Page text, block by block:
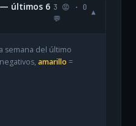
— últimos 6 3 😡 · 0
💬
▾
semana del último
amarillo =